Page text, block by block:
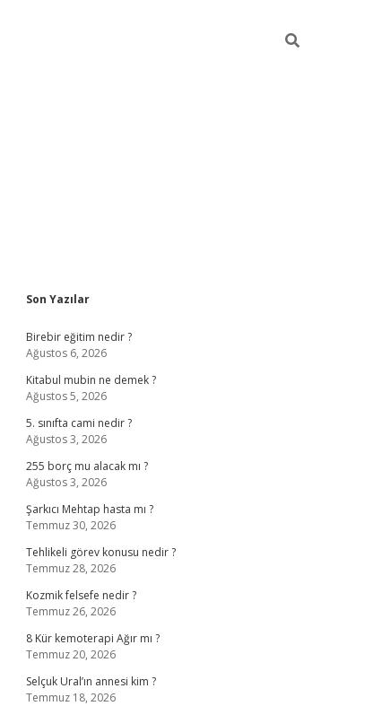
Sidebar
Son Yazılar
Birebir eğitim nedir ?
Ağustos 6, 2026
Kitabul mubin ne demek ?
Ağustos 5, 2026
5. sınıfta cami nedir ?
Ağustos 3, 2026
255 borç mu alacak mı ?
Ağustos 3, 2026
Şarkıcı Mehtap hasta mı ?
Temmuz 30, 2026
Tehlikeli görev konusu nedir ?
Temmuz 28, 2026
Kozmik felsefe nedir ?
Temmuz 26, 2026
8 Kür kemoterapi Ağır mı ?
Temmuz 20, 2026
Selçuk Ural’ın annesi kim ?
Temmuz 18, 2026
https://betci.co/